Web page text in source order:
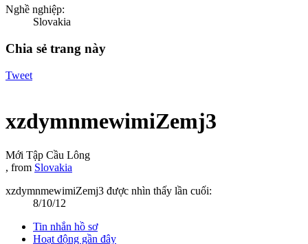
Nghề nghiệp:
Slovakia
Chia sẻ trang này
Tweet
xzdymnmewimiZemj3
Mới Tập Cầu Lông
, from Slovakia
xzdymnmewimiZemj3 được nhìn thấy lần cuối:
8/10/12
Tin nhắn hồ sơ
Hoạt động gần đây